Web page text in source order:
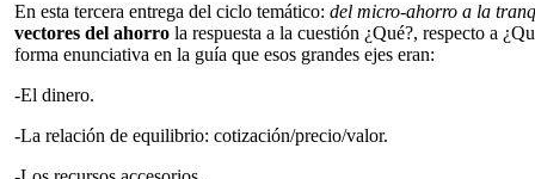
En esta tercera entrega del ciclo temático: del micro-ahorro a la
vectores del ahorro la respuesta a la cuestión ¿Qué?, respecto a
forma enunciativa en la guía que esos grandes ejes eran:
-El dinero.
-La relación de equilibrio: cotización/precio/valor.